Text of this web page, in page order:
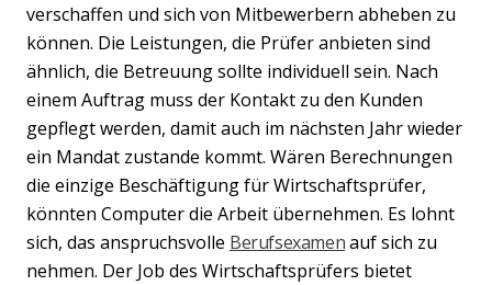
verschaffen und sich von Mitbewerbern abheben zu
können. Die Leistungen, die Prüfer anbieten sind
ähnlich, die Betreuung sollte individuell sein. Nach
einem Auftrag muss der Kontakt zu den Kunden
gepflegt werden, damit auch im nächsten Jahr wieder
ein Mandat zustande kommt. Wären Berechnungen
die einzige Beschäftigung für Wirtschaftsprüfer,
könnten Computer die Arbeit übernehmen. Es lohnt
sich, das anspruchsvolle Berufsexamenauf sich zu
nehmen. Der Job des Wirtschaftsprüfers bietet